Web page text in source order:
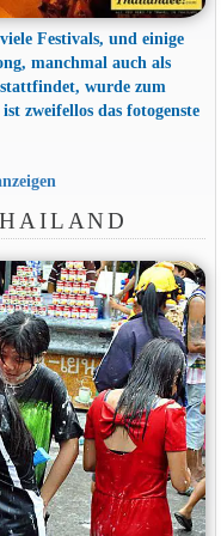
Festivals, und einige
manchmal auch als
wurde zum
zweifellos das fotogenste